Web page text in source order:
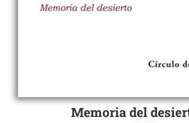
Memoria del